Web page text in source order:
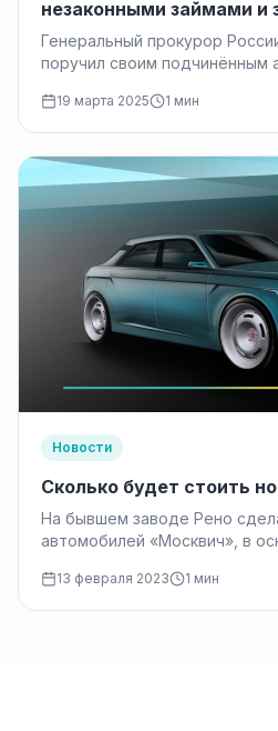
незаконными займами и
должников
Генеральный прокурор
поручил своим подчинённым
займов населению. Он
19 марта 2025 1 мин
Новости
Cколько будет стоить
На бывшем заводе Рено
автомобилей «Москвич», в
13 февраля 2023 1 мин